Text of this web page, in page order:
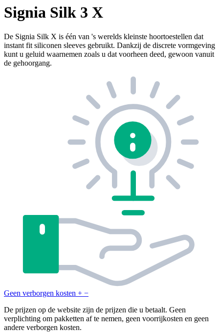
Signia Silk 3 X
De Signia Silk X is één van 's werelds kleinste hoortoestellen dat
instant fit siliconen sleeves gebruikt. Dankzij de discrete vormgeving
kunt u geluid waarnemen zoals u dat voorheen deed, gewoon vanuit
de gehoorgang.
Geen verborgen kosten + −
De prijzen op de website zijn de prijzen die u betaalt. Geen
verplichting om pakketten af te nemen, geen voorrijkosten en geen
andere verborgen kosten.